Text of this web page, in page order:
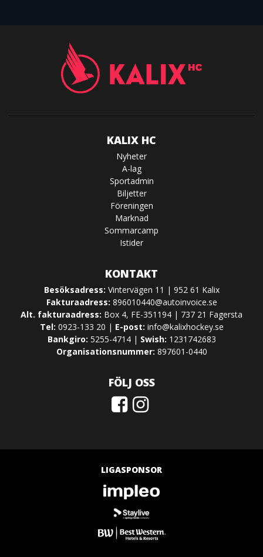
KALIX HC
Nyheter
A-lag
Sportadmin
Biljetter
Föreningen
Marknad
Sommarcamp
Istider
KONTAKT
Besöksadress: Vintervägen 11 | 952 61 Kalix
Fakturaadress: 896010440@autoinvoice.se
Alt. fakturaadress: Box 4, FE-351194 | 737 21 Fagersta
Tel: 0923-133 20 | E-post: info@kalixhockey.se
Bankgiro: 5255-4714 | Swish: 1231742683
Organisationsnummer: 897601-0440
FÖLJ OSS
LIGASPONSOR